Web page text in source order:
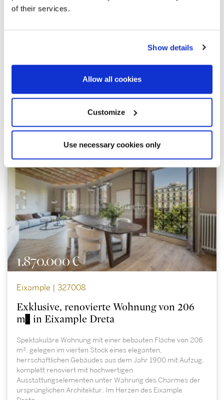
of their services.
Show details
Allow all cookies
Customize
Use necessary cookies only
Ähnliche Immobilien
1.870.000 €
Eixample | 327008
Exklusive, renovierte Wohnung von 206
m² in Eixample Dreta
Spektakuläre Wohnung mit einer bebauten Fläche von 206
m², gelegen im vierten Stock eines eleganten,
herrschaftlichen Gebäudes aus dem Jahr 1900 mit Aufzug,
komplett renoviert mit hochwertigen
Ausstattungselementen unter Wahrung des Charmes der
ursprünglichen Architektur. Im Herzen des Eixample